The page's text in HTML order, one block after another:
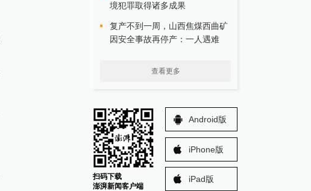
境犯罪取得诸多成果
复产不到一周，山西焦煤西曲矿
因安全事故再停产：一人遇难
查看更多
扫码下载
澎湃新闻客户端
Android版
iPhone版
iPad版